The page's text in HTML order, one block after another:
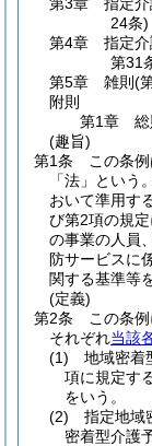
24条)
第4章
指定
第31
第5章
雑則 (
附則
第1章
総
(趣旨)
第1条
この条
「法」という
おいて準用す
び第2項の規
の事業の人員
防サービスに
関する基準等
(定義)
第2条
この条例
それぞれ当該
(1)
地域密着
項に規定す
をいう。
(2)
指定地域
密着型介護